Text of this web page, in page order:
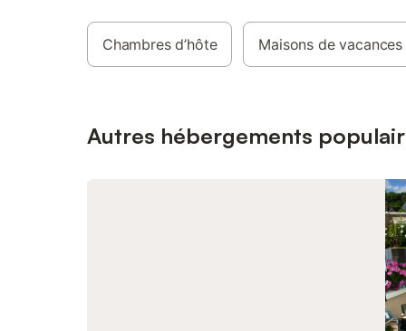
étangs
Chambres d’hôte Maisons de vacances
Autres hébergements